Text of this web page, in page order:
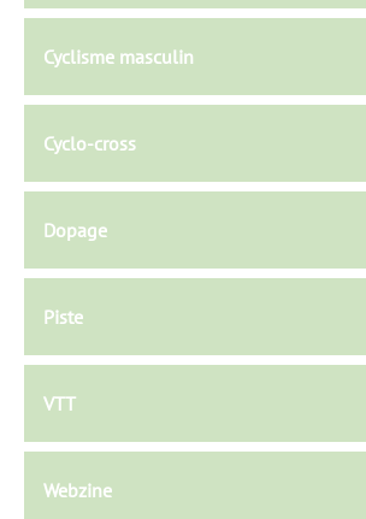
Cyclisme masculin
Cyclo-cross
Dopage
Piste
VTT
Webzine